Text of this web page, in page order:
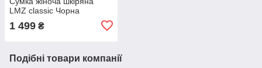
LMZ classic Чорна
1 499 ₴
Подібні товари компанії